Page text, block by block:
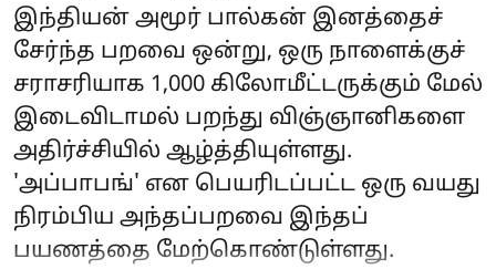
இந்தியன் அமூர் பால்கன் இனத்தைச்
சேர்ந்த பறவை ஒன்று, ஒரு நாளைக்குச்
சராசரியாக 1,000 கிலோமீட்டருக்கும் மேல்
இடைவிடாமல் பறந்து விஞ்ஞானிகளை
அதிர்ச்சியில் ஆழ்த்தியுள்ளது.
'அப்பாபங்' என பெயரிடப்பட்ட ஒரு வயது
நிரம்பிய அந்தப்பறவை இந்தப்
பயணத்தை மேற்கொண்டுள்ளது.